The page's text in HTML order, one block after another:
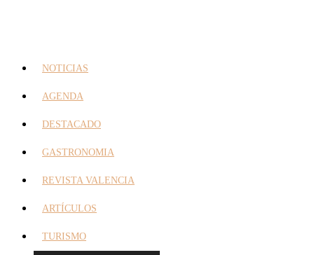
NOTICIAS
AGENDA
DESTACADO
GASTRONOMIA
REVISTA VALENCIA
ARTÍCULOS
TURISMO